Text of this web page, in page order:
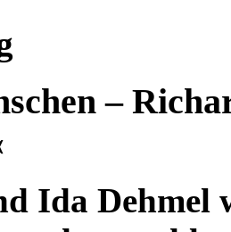
–
Ida Dehmel